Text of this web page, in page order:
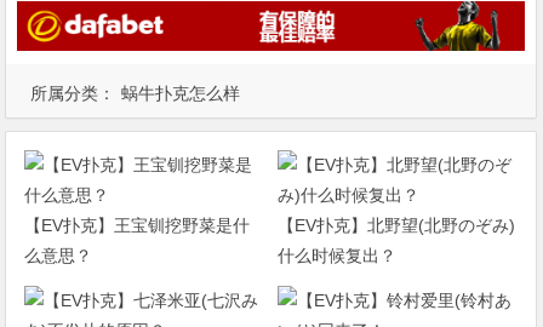
所属分类： 蜗牛扑克怎么样
【EV扑克】王宝钏挖野菜是什
么意思？
【EV扑克】北野望(北野のぞみ)
什么时候复出？